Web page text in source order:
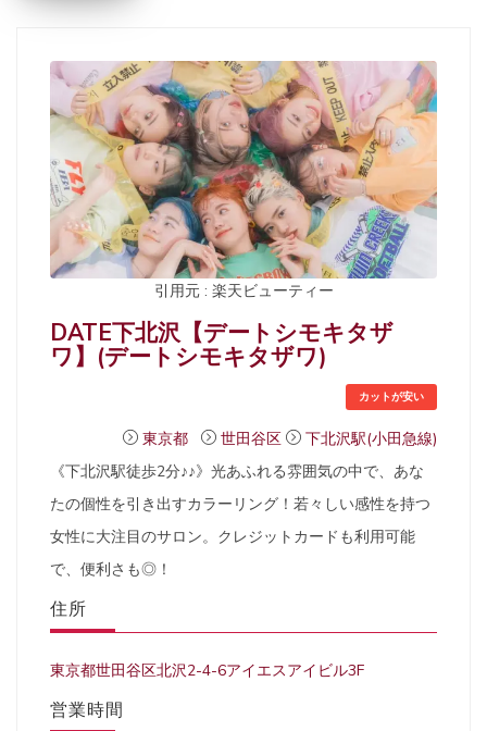
引用元 : 楽天ビューティー
DATE下北沢【デートシモキタザ
ワ】(デートシモキタザワ)
カットが安い
東京都 世田谷区
下北沢駅(小田急線)
《下北沢駅徒歩2分♪♪》光あふれる雰囲気の中で、あな
たの個性を引き出すカラーリング！若々しい感性を持つ
女性に大注目のサロン。クレジットカードも利用可能
で、便利さも◎！
住所
東京都世田谷区北沢2-4-6アイエスアイビル3F
営業時間